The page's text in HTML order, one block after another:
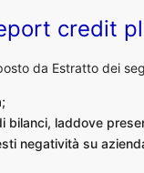
credit
da Estratto dei
bilanci, laddove
negatività su